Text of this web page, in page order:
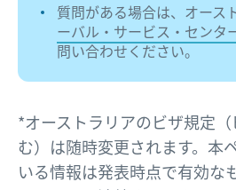
質問がある場合は、オース
ーバル・サービス・センタ
問い合わせください。
*オーストラリアのビザ規定
む）は随時変更されます。 本
いる情報は発表時点で有効な